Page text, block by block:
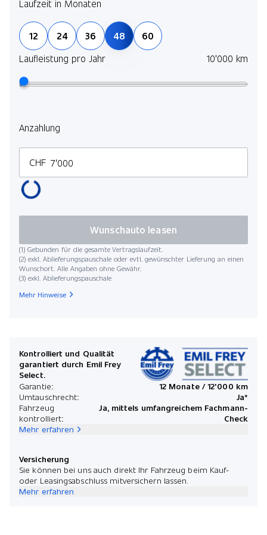
Pack Ambient Air
Parking Assistant Plus
Live Cockpit Professional
Pack Connected Professional
Laufzeit in Monaten
12 24 36 48
60
Laufleistung pro Jahr
10'000 km
Anzahlung
CHF
(1) Gebunden für die gesamte Vertragslaufzeit.
(2) exkl. Ablieferungspauschale oder evtl. gewünschter Lieferung an einen
Wunschort. Alle Angaben ohne Gewähr.
(3) exkl. Ablieferungspauschale
Wunschauto leasen
Mehr Hinweise
Kontrolliert und Qualität
garantiert durch Emil Frey
Select.
Garantie:
12 Monate / 12'000 km
Umtauschrecht:
Ja*
Fahrzeug
kontrolliert:
Ja, mittels umfangreichem Fachmann-
Check
Mehr erfahren
Versicherung
Sie können bei uns auch direkt Ihr Fahrzeug beim Kauf-
oder Leasingsabschluss mitversichern lassen.
Mehr erfahren